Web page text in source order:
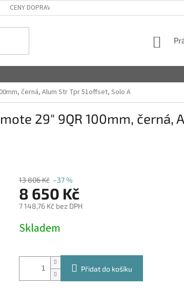
CENY DOPRAVY
černá, Alum Str Tpr 51offset, Solo A
29" 9QR 100mm, černá,
13 806 Kč –37 %
8 650 Kč
7 148,76 Kč bez DPH
cena:
Skladem
Přidat do košíku